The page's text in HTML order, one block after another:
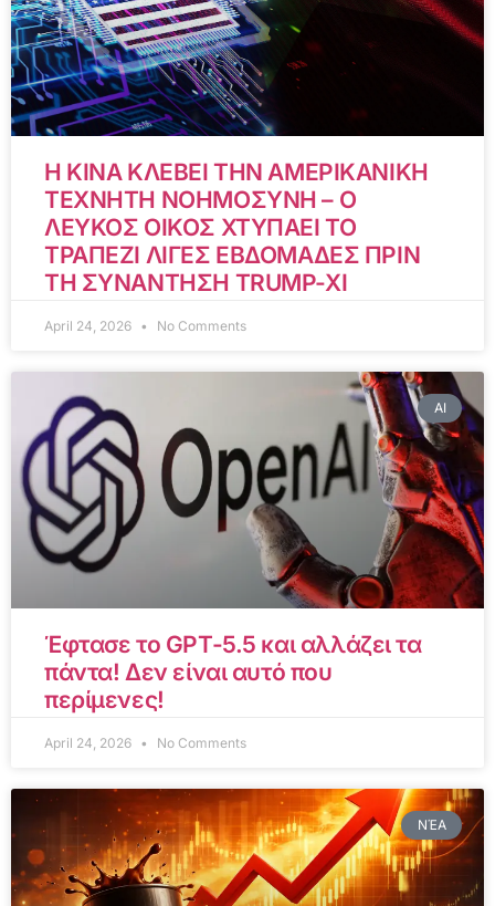
Η ΚΙΝΑ ΚΛΕΒΕΙ ΤΗΝ ΑΜΕΡΙΚΑΝΙΚΗ
ΤΕΧΝΗΤΗ ΝΟΗΜΟΣΥΝΗ – Ο
ΛΕΥΚΟΣ ΟΙΚΟΣ ΧΤΥΠΑΕΙ ΤΟ
ΤΡΑΠΕΖΙ ΛΙΓΕΣ ΕΒΔΟΜΑΔΕΣ ΠΡΙΝ
ΤΗ ΣΥΝΑΝΤΗΣΗ TRUMP-XI
April 24, 2026 No Comments
AI
Έφτασε το GPT-5.5 και αλλάζει τα
πάντα! Δεν είναι αυτό που
περίμενες!
April 24, 2026 No Comments
ΝΈΑ